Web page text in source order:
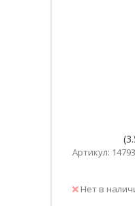
Артикул: 14793
Нет в